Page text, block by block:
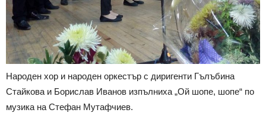
Народен хор и народен оркестър с диригенти Гълъбина
Стайкова и Борислав Иванов изпълниха „Ой шопе, шопе“ по
музика на Стефан Мутафчиев.